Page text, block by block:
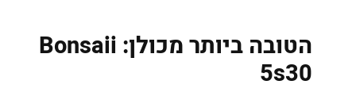
הטובה ביותר מכולן: Bonsaii
5s30